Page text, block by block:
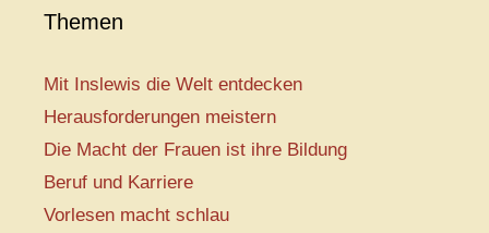
Themen
Mit Inslewis die Welt entdecken
Herausforderungen meistern
Die Macht der Frauen ist ihre Bildung
Beruf und Karriere
Vorlesen macht schlau